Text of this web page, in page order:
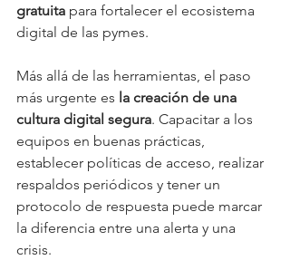
gratuita para fortalecer el ecosistema
digital de las pymes.
Más allá de las herramientas, el paso
más urgente es la creación de una
cultura digital segura. Capacitar a los
equipos en buenas prácticas,
establecer políticas de acceso, realizar
respaldos periódicos y tener un
protocolo de respuesta puede marcar
la diferencia entre una alerta y una
crisis.